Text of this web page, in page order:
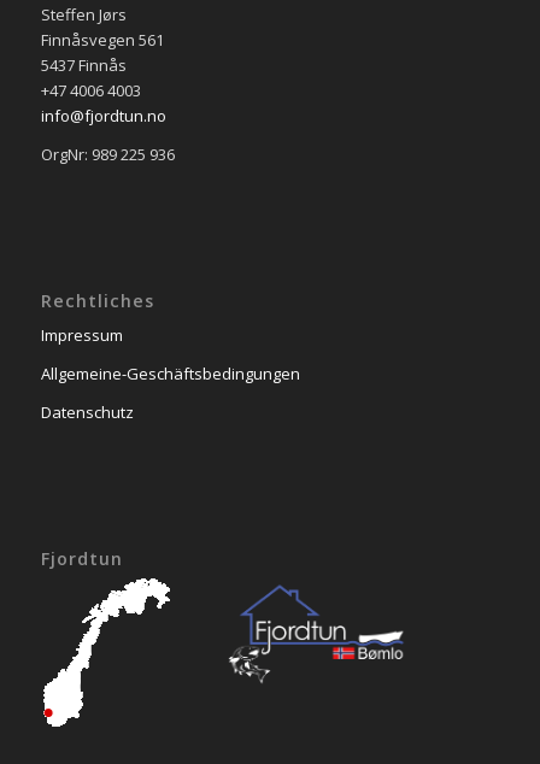
Steffen Jørs
Finnåsvegen 561
5437 Finnås
+47 4006 4003
info@fjordtun.no
OrgNr: 989 225 936
Rechtliches
Impressum
Allgemeine-Geschäftsbedingungen
Datenschutz
Fjordtun